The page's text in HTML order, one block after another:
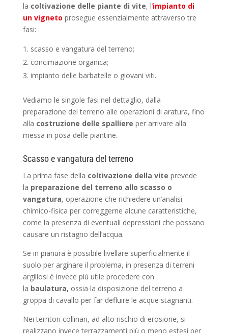
la coltivazione delle piante di vite, l’impianto di
un vigneto prosegue essenzialmente attraverso tre
fasi:
scasso e vangatura del terreno;
concimazione organica;
impianto delle barbatelle o giovani viti.
Vediamo le singole fasi nel dettaglio, dalla
preparazione del terreno alle operazioni di aratura, fino
alla costruzione delle spalliere per arrivare alla
messa in posa delle piantine.
Scasso e vangatura del terreno
La prima fase della coltivazione della vite prevede
la preparazione del terreno allo scasso o
vangatura, operazione che richiedere un’analisi
chimico-fisica per correggerne alcune caratteristiche,
come la presenza di eventuali depressioni che possano
causare un ristagno dell’acqua.
Se in pianura è possibile livellare superficialmente il
suolo per arginare il problema, in presenza di terreni
argillosi è invece più utile procedere con
la baulatura, ossia la disposizione del terreno a
groppa di cavallo per far defluire le acque stagnanti.
Nei territori collinari, ad alto rischio di erosione, si
realizzano invece terrazzamenti più o meno estesi per